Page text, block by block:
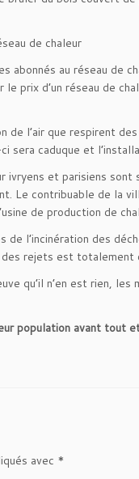
de chaleur
abonnés au réseau de
prix d’un réseau de
l’air que respirent
sera caduque et
ivryens et parisiens sont
Le contribuable de la
de production de
l’incinération des
des rejets est totalement
qu’il n’en est rien, les
population avant tout
avec *